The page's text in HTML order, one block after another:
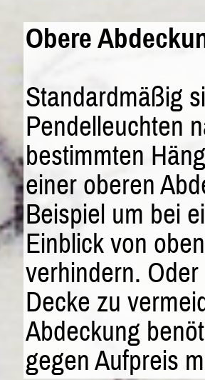
Obere
Standardmäßig
Pendelleuchten
bestimmten
einer oberen
Beispiel um bei
Einblick von
verhindern.
Decke zu
Abdeckung
gegen Aufpreis